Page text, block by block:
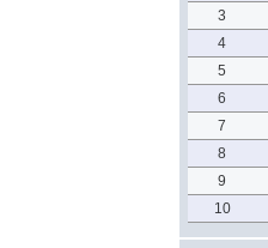
3
4
5
6
7
8
9
10